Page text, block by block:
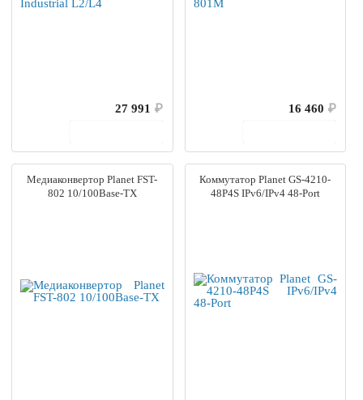
27 991 ₽
16 460 ₽
Медиаконвертор Planet FST-
802 10/100Base-TX
Коммутатор Planet GS-4210-
48P4S IPv6/IPv4 48-Port